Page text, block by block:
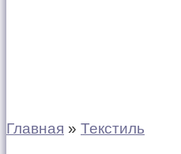
Главная » Текстиль